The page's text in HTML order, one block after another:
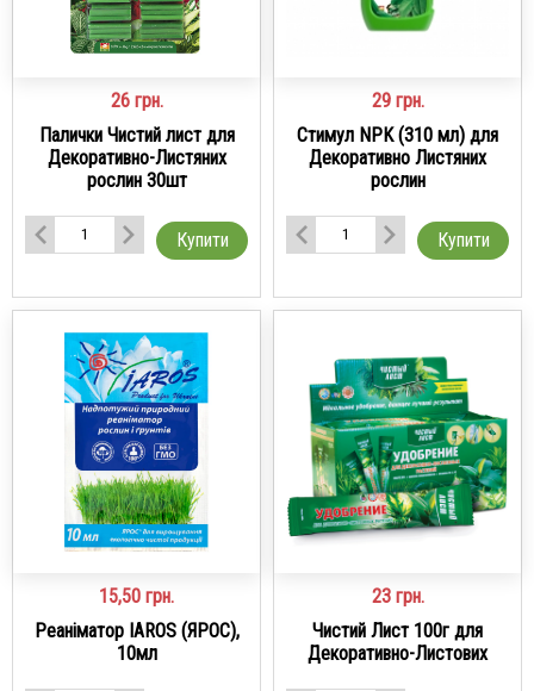
26 грн.
Палички Чистий лист для
Декоративно-Листяних
рослин 30шт
Купити
29 грн.
Стимул NPK (310 мл) для
Декоративно Листяних
рослин
Купити
15,50 грн.
Реаніматор IAROS (ЯРОС),
10мл
23 грн.
Чистий Лист 100г для
Декоративно-Листових